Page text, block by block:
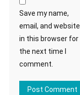
Save my name,
email, and website
in this browser for
the next time I
comment.